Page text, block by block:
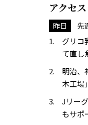
アクセ
昨日 先
グリコ
て直し
明治、
木工場
Jリー
もサポ